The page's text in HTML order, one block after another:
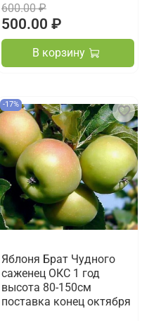
600.00 ₽
500.00 ₽
В корзину
-17%
Яблоня Брат Чудного
саженец ОКС 1 год
высота 80-150см
поставка конец октября